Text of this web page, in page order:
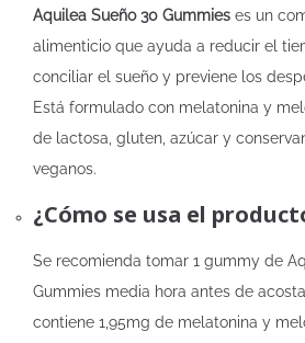
Aquilea Sueño 30 Gummies es un
alimenticio que ayuda a reducir el
conciliar el sueño y previene los
Está formulado con melatonina y
de lactosa, gluten, azúcar y
veganos.
¿Cómo se usa el
Se recomienda tomar 1 gummy de
Gummies media hora antes de
contiene 1,95mg de melatonina y